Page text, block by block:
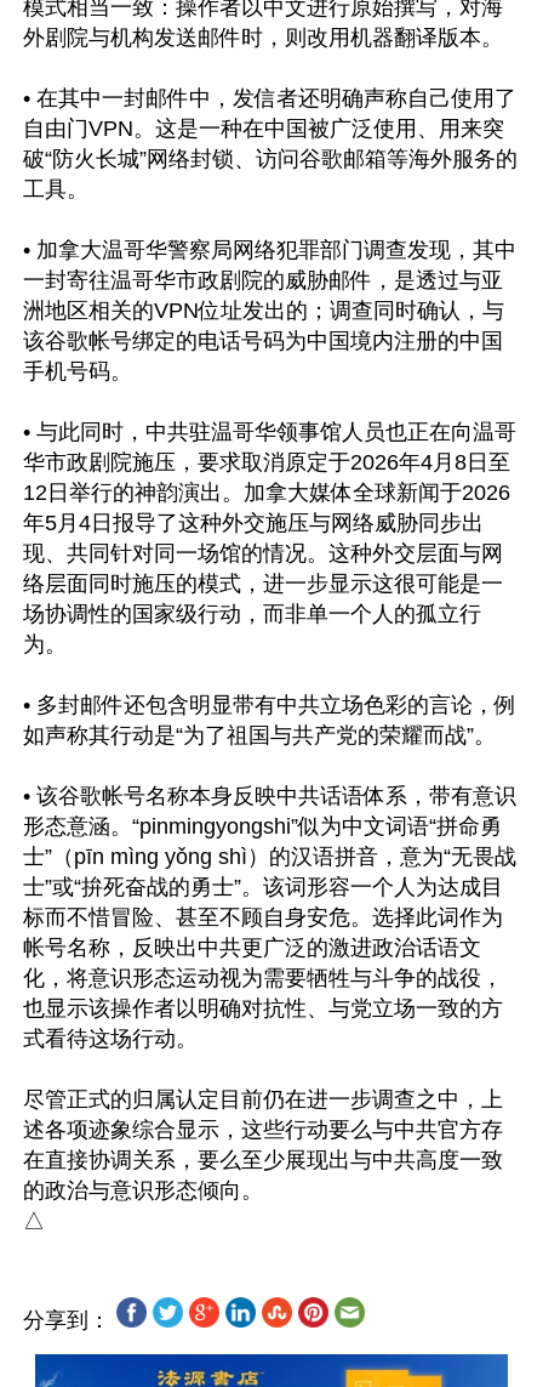
模式相当一致：操作者以中文进行原始撰写，对海
外剧院与机构发送邮件时，则改用机器翻译版本。
• 在其中一封邮件中，发信者还明确声称自己使用了
自由门VPN。这是一种在中国被广泛使用、用来突
破“防火长城”网络封锁、访问谷歌邮箱等海外服务的
工具。
• 加拿大温哥华警察局网络犯罪部门调查发现，其中
一封寄往温哥华市政剧院的威胁邮件，是透过与亚
洲地区相关的VPN位址发出的；调查同时确认，与
该谷歌帐号绑定的电话号码为中国境内注册的中国
手机号码。
• 与此同时，中共驻温哥华领事馆人员也正在向温哥
华市政剧院施压，要求取消原定于2026年4月8日至
12日举行的神韵演出。加拿大媒体全球新闻于2026
年5月4日报导了这种外交施压与网络威胁同步出
现、共同针对同一场馆的情况。这种外交层面与网
络层面同时施压的模式，进一步显示这很可能是一
场协调性的国家级行动，而非单一个人的孤立行
为。
• 多封邮件还包含明显带有中共立场色彩的言论，例
如声称其行动是“为了祖国与共产党的荣耀而战”。
• 该谷歌帐号名称本身反映中共话语体系，带有意识
形态意涵。“pinmingyongshi”似为中文词语“拼命勇
士”（pīn mìng yǒng shì）的汉语拼音，意为“无畏战
士”或“拚死奋战的勇士”。该词形容一个人为达成目
标而不惜冒险、甚至不顾自身安危。选择此词作为
帐号名称，反映出中共更广泛的激进政治话语文
化，将意识形态运动视为需要牺牲与斗争的战役，
也显示该操作者以明确对抗性、与党立场一致的方
式看待这场行动。
尽管正式的归属认定目前仍在进一步调查之中，上
述各项迹象综合显示，这些行动要么与中共官方存
在直接协调关系，要么至少展现出与中共高度一致
的政治与意识形态倾向。
分享到：